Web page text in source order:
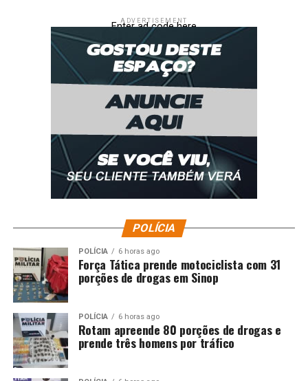
Próximos compromissos:
Cruzeiro:Enfrenta o Ceará no sábado, 29/11, às
20h30 (de Brasília), na Arena Castelão, em
Fortaleza (CE).
Corinthians:Recebe o Botafogo no domingo,
30/11, às 16h (de Brasília), na Neo Química
Arena, em São Paulo (SP).
Aqui está a ficha técnica da partida, formatada
conforme solicitado:
FICHA TÉCNICA
Cruzeiro 3 x 0 Corinthians
Competição:Campeonato Brasileiro (35ª
rodada)
Local:Mineirão, em Belo Horizonte (MG)
Data:
23 de novembro de 2025 (domingo)
Horário:
ADVERTISEMENT
Enter ad code here
POLÍCIA
POLÍCIA 6 horas ago
Força Tática prende motociclista com 31
porções de drogas em Sinop
POLÍCIA 6 horas ago
Rotam apreende 80 porções de drogas e
prende três homens por tráfico